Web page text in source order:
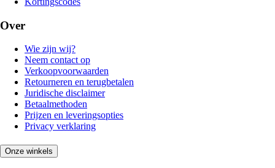
Over
Wie zijn wij?
Neem contact op
Verkoopvoorwaarden
Retourneren en terugbetalen
Juridische disclaimer
Betaalmethoden
Prijzen en leveringsopties
Privacy verklaring
Onze winkels